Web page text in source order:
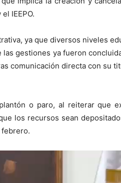
IEEPO.
ya que diversos niveles
gestiones ya fueron
comunicación directa con su
o paro, al reiterar que
los recursos sean
febrero.